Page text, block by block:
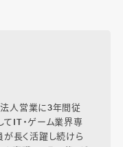
人営業に3年間従
てIT・ゲーム業界専
長く活躍し続けら